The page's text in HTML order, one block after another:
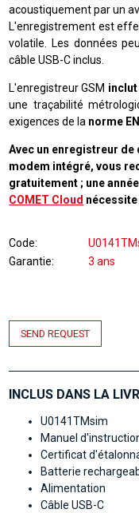
acoustiquement par un
L'enregistrement est
volatile. Les données
câble USB-C inclus.
L'enregistreur GSM
une traçabilité
exigences de la norme
Avec un enregistreur de
modem intégré, vous
gratuitement ; une
COMET Cloud
Code
Garantie
3 ans
SEND REQUEST
INCLUS DANS LA
U0141TMsim
Manuel
Certificat
Batterie
Alimentation
Câble USB-C